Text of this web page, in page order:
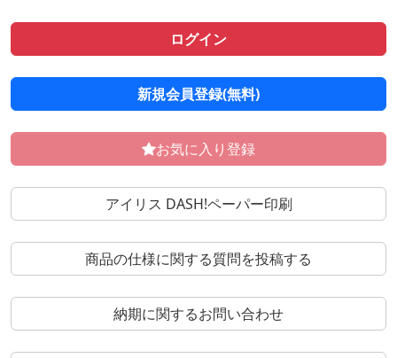
ログイン
新規会員登録(無料)
お気に入り登録
アイリス DASH!ペーパー印刷
商品の仕様に関する質問を投稿する
納期に関するお問い合わせ